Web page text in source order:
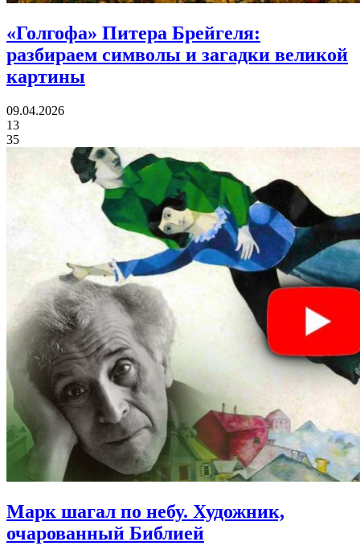
«Голгофа» Питера Брейгеля:
разбираем символы и загадки великой
картины
09.04.2026
13
35
Марк шагал по небу. Художник,
очарованный Библией